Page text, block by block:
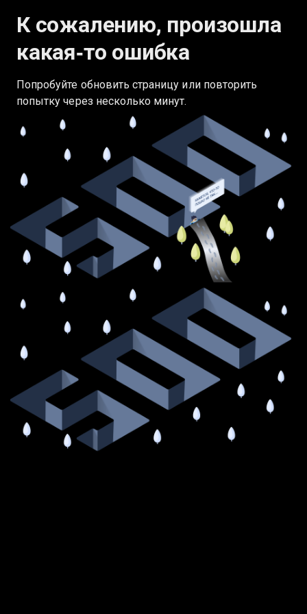
К сожалению, произошла
какая‑то ошибка
Попробуйте обновить страницу или повторить
попытку через несколько минут.